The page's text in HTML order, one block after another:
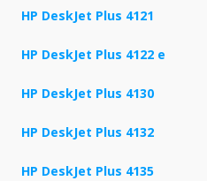
HP DeskJet Plus 4121
HP DeskJet Plus 4122 e
HP DeskJet Plus 4130
HP DeskJet Plus 4132
HP DeskJet Plus 4135